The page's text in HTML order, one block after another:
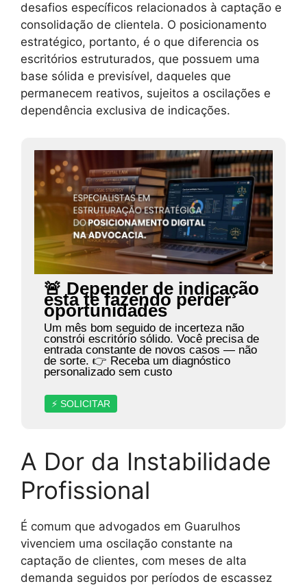
desafios específicos relacionados à captação e
consolidação de clientela. O posicionamento
estratégico, portanto, é o que diferencia os
escritórios estruturados, que possuem uma
base sólida e previsível, daqueles que
permanecem reativos, sujeitos a oscilações e
dependência exclusiva de indicações.
🚨 Depender de indicação
está te fazendo perder
oportunidades
Um mês bom seguido de incerteza não
constrói escritório sólido. Você precisa de
entrada constante de novos casos — não
de sorte. 👉 Receba um diagnóstico
personalizado sem custo
⚡ SOLICITAR
A Dor da Instabilidade
Profissional
É comum que advogados em Guarulhos
vivenciem uma oscilação constante na
captação de clientes, com meses de alta
demanda seguidos por períodos de escassez